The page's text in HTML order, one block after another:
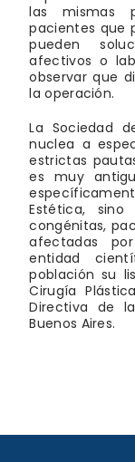
las mismas
pacientes que
pueden
afectivos o
observar que
la operación.
La Sociedad
nuclea a
estrictas
es muy
Estética,
congénitas,
afectadas
entidad
población su
Cirugía
Directiva de
Buenos Aires.